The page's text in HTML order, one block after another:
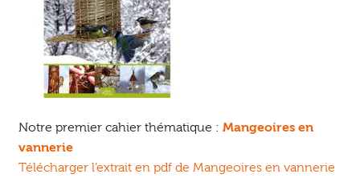
Notre premier cahier thématique : Mangeoires en
vannerie
Télécharger l’extrait en pdf de Mangeoires en vannerie